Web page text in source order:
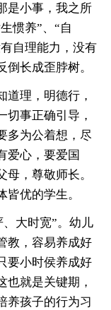
是小事，我之所
惯养”、“自
自理能力，没有
长成歪脖树。
理，明德行，
切事正确引导，
多为公着想，尽
爱心，要爱国
，尊敬师长。
优的学生。
大时宽”。幼儿
教，容易养成好
要小时侯养成好
也就是关键期，
养孩子的行为习